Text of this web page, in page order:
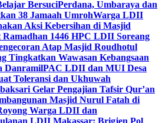
BersuciPerdana, Umbaraya dan
38 Jamaah UmrohWarga LDII
Aksi Kebersihan di Masjid
1446 HPC LDII Soreang
Atap Masjid Roudhotul
Tingkatkan Wawasan Kebangsaan
DanramilPAC LDII dan MUI Desa
Toleransi dan Ukhuwah
Gelar Pengajian Tafsir Qur’an
Masjid Nurul Fatah di
Warga LDII dan